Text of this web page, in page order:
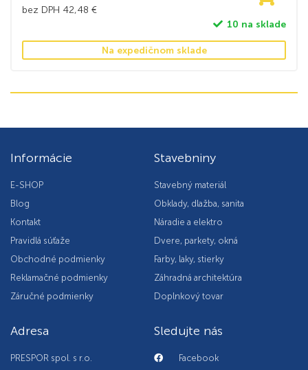
bez DPH 42,48 €
10 na sklade
Na expedičnom sklade
Informácie
E-SHOP
Blog
Kontakt
Pravidlá súťaže
Obchodné podmienky
Reklamačné podmienky
Záručné podmienky
Stavebniny
Stavebný materiál
Obklady, dlažba, sanita
Náradie a elektro
Dvere, parkety, okná
Farby, laky, stierky
Záhradná architektúra
Doplnkový tovar
Adresa
PRESPOR spol. s r.o.
Sledujte nás
Facebook